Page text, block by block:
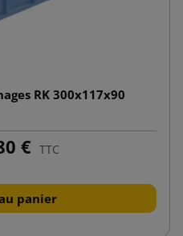
RK 300x117x90
€ TTC
panier